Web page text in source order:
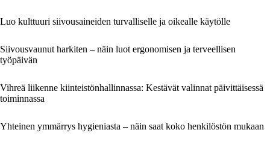
Luo kulttuuri siivousaineiden turvalliselle ja oikealle käytölle
Siivousvaunut harkiten – näin luot ergonomisen ja terveellisen
työpäivän
Vihreä liikenne kiinteistönhallinnassa: Kestävät valinnat päivittäisessä
toiminnassa
Yhteinen ymmärrys hygieniasta – näin saat koko henkilöstön mukaan